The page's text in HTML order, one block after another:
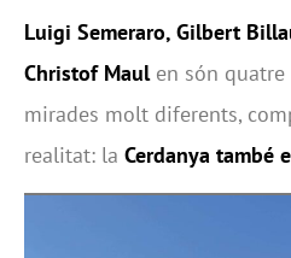
Luigi Semeraro, Gilbert
Christof Maulen són quatre
mirades molt diferents,
realitat: la Cerdanya també